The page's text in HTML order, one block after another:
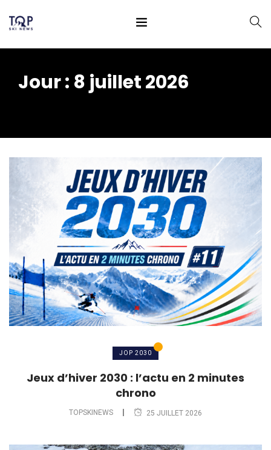
Jour : 8 juillet 2026
JOP 2030
Jeux d’hiver 2030 : l’actu en 2 minutes
chrono
TOPSKINEWS 25 JUILLET 2026